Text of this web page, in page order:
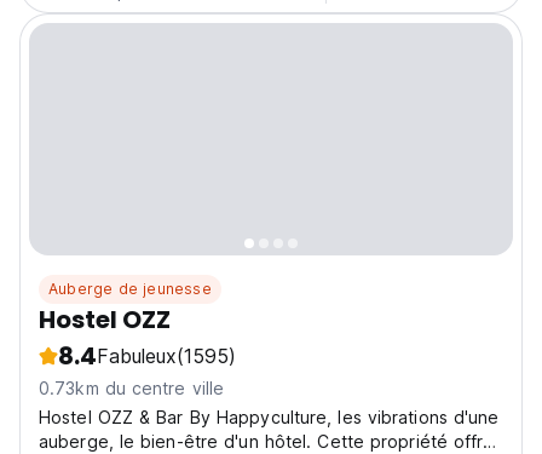
Auberge de jeunesse
Hostel OZZ
8.4Fabuleux(1595)
0.73km du centre ville
Hostel OZZ & Bar By Happyculture, les vibrations d'une
auberge, le bien-être d'un hôtel. Cette propriété offre